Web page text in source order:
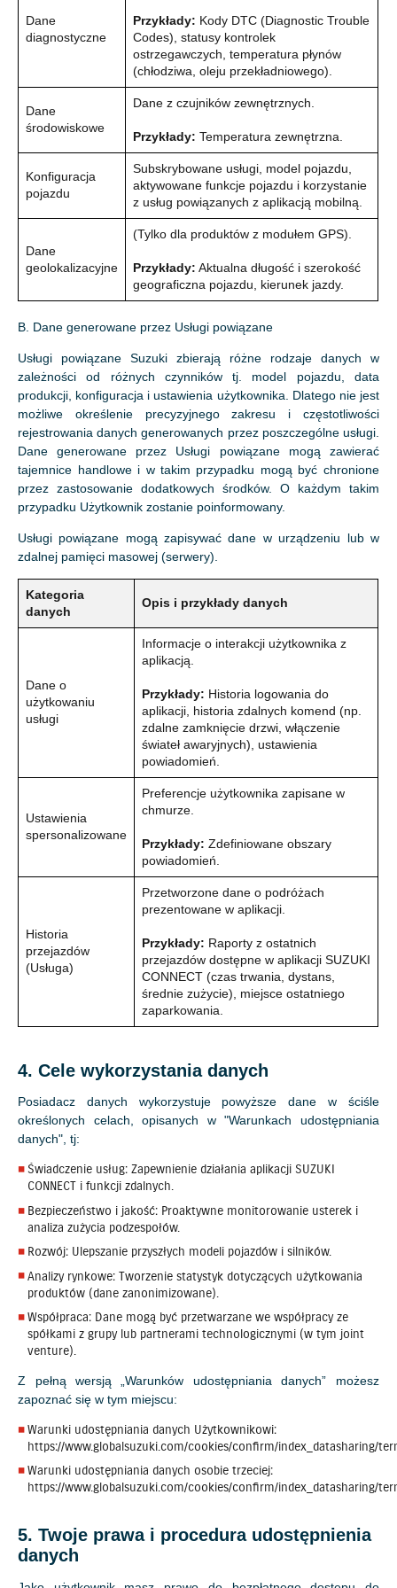
Dane
diagnostyczne
Przykłady: Kody DTC (Diagnostic Trouble
Codes), statusy kontrolek
ostrzegawczych, temperatura płynów
(chłodziwa, oleju przekładniowego).
Dane
środowiskowe
Dane z czujników zewnętrznych.
Przykłady: Temperatura zewnętrzna.
Konfiguracja
pojazdu
Subskrybowane usługi, model pojazdu,
aktywowane funkcje pojazdu i korzystanie
z usług powiązanych z aplikacją mobilną.
Dane
geolokalizacyjne
(Tylko dla produktów z modułem GPS).
Przykłady: Aktualna długość i szerokość
geograficzna pojazdu, kierunek jazdy.
B. Dane generowane przez Usługi powiązane
Usługi powiązane Suzuki zbierają różne rodzaje danych w
zależności od różnych czynników tj. model pojazdu, data
produkcji, konfiguracja i ustawienia użytkownika. Dlatego nie jest
możliwe określenie precyzyjnego zakresu i częstotliwości
rejestrowania danych generowanych przez poszczególne usługi.
Dane generowane przez Usługi powiązane mogą zawierać
tajemnice handlowe i w takim przypadku mogą być chronione
przez zastosowanie dodatkowych środków. O każdym takim
przypadku Użytkownik zostanie poinformowany.
Usługi powiązane mogą zapisywać dane w urządzeniu lub w
zdalnej pamięci masowej (serwery).
Kategoria
danych
Opis i przykłady danych
Dane o
użytkowaniu
usługi
Informacje o interakcji użytkownika z
aplikacją.
Przykłady: Historia logowania do
aplikacji, historia zdalnych komend (np.
zdalne zamknięcie drzwi, włączenie
świateł awaryjnych), ustawienia
powiadomień.
Ustawienia
spersonalizowane
Preferencje użytkownika zapisane w
chmurze.
Przykłady: Zdefiniowane obszary
powiadomień.
Historia
przejazdów
(Usługa)
Przetworzone dane o podróżach
prezentowane w aplikacji.
Przykłady: Raporty z ostatnich
przejazdów dostępne w aplikacji SUZUKI
CONNECT (czas trwania, dystans,
średnie zużycie), miejsce ostatniego
zaparkowania.
4. Cele wykorzystania danych
Posiadacz danych wykorzystuje powyższe dane w ściśle
określonych celach, opisanych w "Warunkach udostępniania
danych", tj:
Świadczenie usług: Zapewnienie działania aplikacji SUZUKI
CONNECT i funkcji zdalnych.
Bezpieczeństwo i jakość: Proaktywne monitorowanie usterek i
analiza zużycia podzespołów.
Rozwój: Ulepszanie przyszłych modeli pojazdów i silników.
Analizy rynkowe: Tworzenie statystyk dotyczących użytkowania
produktów (dane zanonimizowane).
Współpraca: Dane mogą być przetwarzane we współpracy ze
spółkami z grupy lub partnerami technologicznymi (w tym joint
venture).
Z pełną wersją „Warunków udostępniania danych” możesz
zapoznać się w tym miejscu:
Warunki udostępniania danych Użytkownikowi:
https://www.globalsuzuki.com/cookies/confirm/index_datasharing/
Warunki udostępniania danych osobie trzeciej:
https://www.globalsuzuki.com/cookies/confirm/index_datasharing/
5. Twoje prawa i procedura udostępnienia
danych